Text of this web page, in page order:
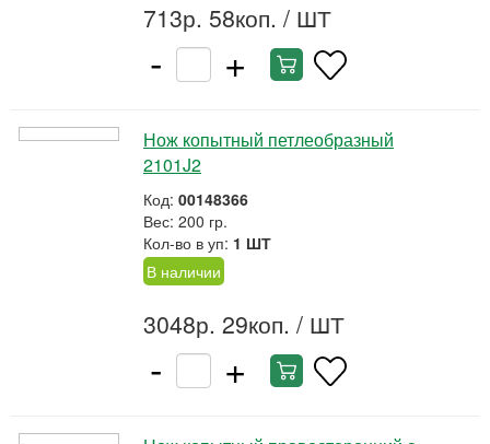
713р. 58коп. / ШТ
- +
Нож копытный петлеобразный
2101J2
Код: 00148366
Вес: 200 гр.
Кол-во в уп: 1 ШТ
В наличии
3048р. 29коп. / ШТ
- +